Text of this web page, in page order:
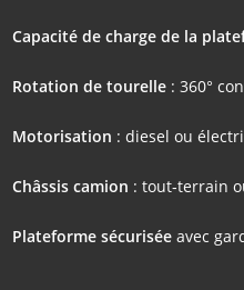
Capacité de charge de la
Rotation de tourelle : 360°
Motorisation : diesel ou
Châssis camion : tout‑terrain
Plateforme sécurisée avec